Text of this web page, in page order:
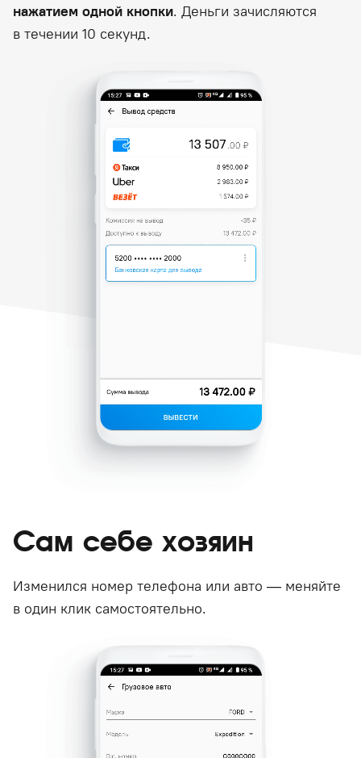
нажатием одной кнопки. Деньги зачисляются
в течении 10 секунд.
Сам себе хозяин
Изменился номер телефона или авто — меняйте
в один клик самостоятельно.